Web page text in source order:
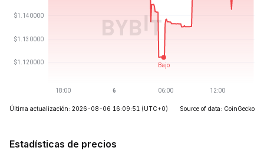
Última actualización: 2026-08-06 16:09:51 (UTC+0) Source of data: CoinGecko
Estadísticas de precios